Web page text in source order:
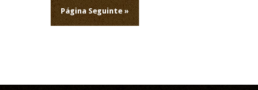
Página Seguinte »